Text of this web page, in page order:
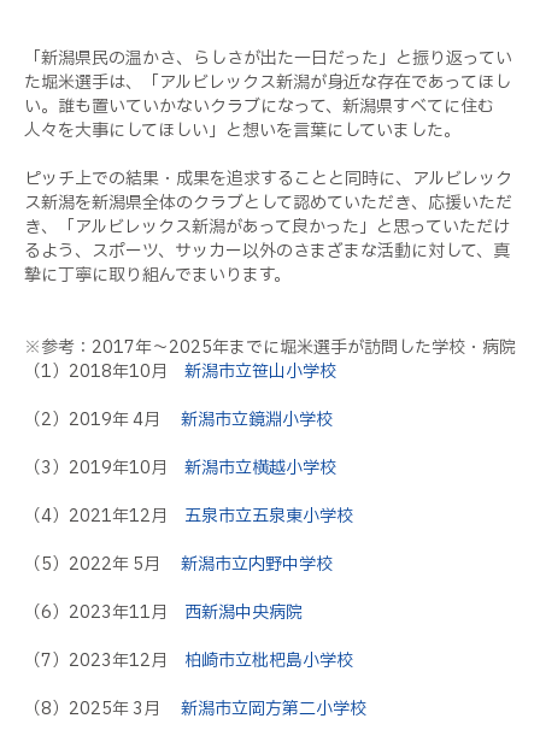
「新潟県民の温かさ、らしさが出た一日だった」と振り返ってい
た堀米選手は、「アルビレックス新潟が身近な存在であってほし
い。誰も置いていかないクラブになって、新潟県すべてに住む
人々を大事にしてほしい」と想いを言葉にしていました。
ピッチ上での結果・成果を追求することと同時に、アルビレック
ス新潟を新潟県全体のクラブとして認めていただき、応援いただ
き、「アルビレックス新潟があって良かった」と思っていただけ
るよう、スポーツ、サッカー以外のさまざまな活動に対して、真
摯に丁寧に取り組んでまいります。
※参考：2017年～2025年までに堀米選手が訪問した学校・病院
（1）2018年10月 新潟市立笹山小学校
（2）2019年 4月 新潟市立鏡淵小学校
（3）2019年10月 新潟市立横越小学校
（4）2021年12月 五泉市立五泉東小学校
（5）2022年 5月 新潟市立内野中学校
（6）2023年11月 西新潟中央病院
（7）2023年12月 柏崎市立枇杷島小学校
（8）2025年 3月 新潟市立岡方第二小学校